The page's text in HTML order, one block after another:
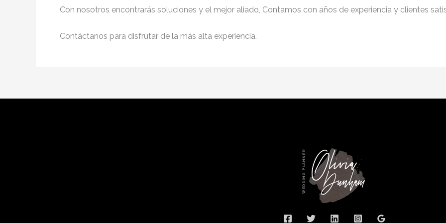
Con nosotros encontrarás soluciones y el mejor aliado, Contamos con años de experiencia y clientes
Contáctanos para disfrutar de la más alta experiencia.